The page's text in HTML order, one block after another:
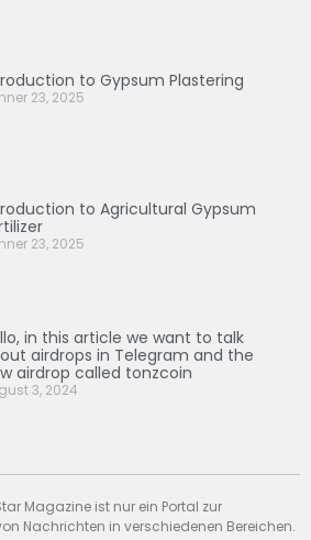
to Gypsum Plastering
23, 2025
to Agricultural Gypsum
23, 2025
in this article we want to talk
airdrops in Telegram and the
airdrop called tonzcoin
3, 2024
Magazine ist nur ein Portal zur
Nachrichten in verschiedenen Bereichen.